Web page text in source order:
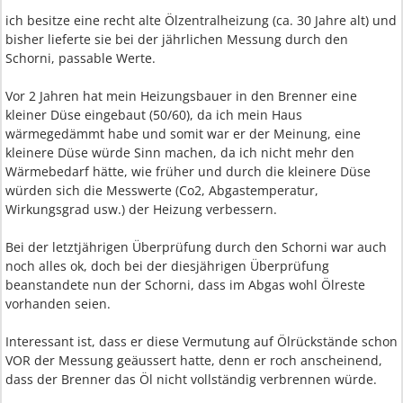
ich besitze eine recht alte Ölzentralheizung (ca. 30 Jahre alt) und
bisher lieferte sie bei der jährlichen Messung durch den
Schorni, passable Werte.
Vor 2 Jahren hat mein Heizungsbauer in den Brenner eine
kleiner Düse eingebaut (50/60), da ich mein Haus
wärmegedämmt habe und somit war er der Meinung, eine
kleinere Düse würde Sinn machen, da ich nicht mehr den
Wärmebedarf hätte, wie früher und durch die kleinere Düse
würden sich die Messwerte (Co2, Abgastemperatur,
Wirkungsgrad usw.) der Heizung verbessern.
Bei der letztjährigen Überprüfung durch den Schorni war auch
noch alles ok, doch bei der diesjährigen Überprüfung
beanstandete nun der Schorni, dass im Abgas wohl Ölreste
vorhanden seien.
Interessant ist, dass er diese Vermutung auf Ölrückstände schon
VOR der Messung geäussert hatte, denn er roch anscheinend,
dass der Brenner das Öl nicht vollständig verbrennen würde.